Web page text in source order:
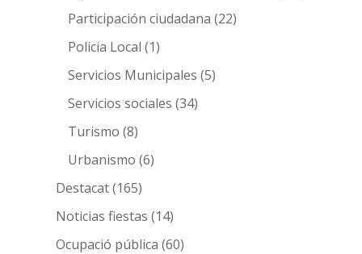
Participación ciudadana (22)
Policia Local (1)
Servicios Municipales (5)
Servicios sociales (34)
Turismo (8)
Urbanismo (6)
Destacat(165)
Noticias fiestas (14)
Ocupació pública (60)